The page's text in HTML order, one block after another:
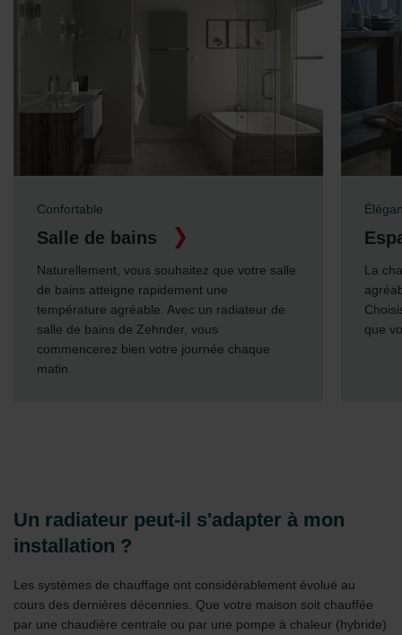
Confortable
Salle de bains
Naturellement, vous souhaitez que votre salle
de bains atteigne rapidement une
température agréable. Avec un radiateur de
salle de bains de Zehnder, vous
commencerez bien votre journée chaque
Élégant
Espace
La chaleur
agréable
Choisissez
que vous
Un radiateur peut-il s'adapter à mon
installation ?
Les systèmes de chauffage ont considérablement évolué au
cours des dernières décennies. Que votre maison soit chauffée
par une chaudière centrale ou par une pompe à chaleur (hybride)